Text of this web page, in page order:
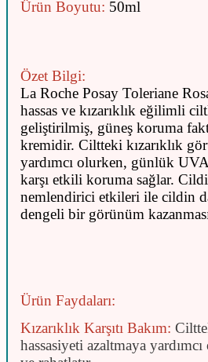
Ürün Boyutu: 50ml
Özet Bilgi:
La Roche Posay Toleriane
hassas ve kızarıklık eğilimli
geliştirilmiş, güneş koruma
kremidir. Ciltteki kızarıklık
yardımcı olurken, günlük
karşı etkili koruma sağlar. Cildi
nemlendirici etkileri ile cildin
dengeli bir görünüm
Ürün Faydaları:
Kızarıklık Karşıtı Bakım:
hassasiyeti azaltmaya yardımcı